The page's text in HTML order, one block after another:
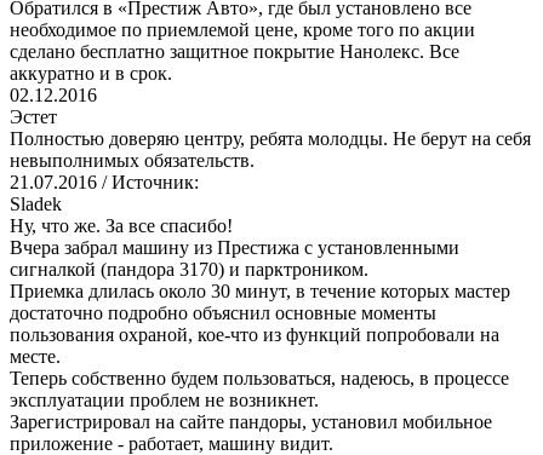
Обратился в «Престиж Авто», где был установлено все
необходимое по приемлемой цене, кроме того по акции
сделано бесплатно защитное покрытие Нанолекс. Все
аккуратно и в срок.
02.12.2016
Эстет
Полностью доверяю центру, ребята молодцы. Не берут на себя
невыполнимых обязательств.
21.07.2016 / Источник:
Sladek
Ну, что же. За все спасибо!
Вчера забрал машину из Престижа с установленными
сигналкой (пандора 3170) и парктроником.
Приемка длилась около 30 минут, в течение которых мастер
достаточно подробно объяснил основные моменты
пользования охраной, кое-что из функций попробовали на
месте.
Теперь собственно будем пользоваться, надеюсь, в процессе
эксплуатации проблем не возникнет.
Зарегистрировал на сайте пандоры, установил мобильное
приложение - работает, машину видит.